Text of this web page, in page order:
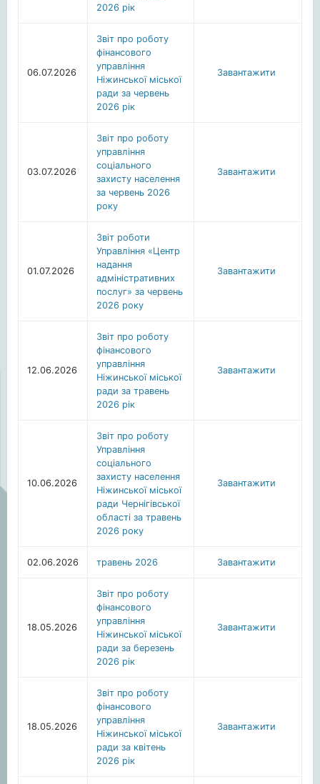
2026 рік
06.07.2026
Звіт про роботу
фінансового
управління
Ніжинської міської
ради за червень
2026 рік
Завантажити
03.07.2026
Звіт про роботу
управління
соціального
захисту населення
за червень 2026
року
Завантажити
01.07.2026
Звіт роботи
Управління «Центр
надання
адміністративних
послуг» за червень
2026 року
Завантажити
12.06.2026
Звіт про роботу
фінансового
управління
Ніжинської міської
ради за травень
2026 рік
Завантажити
10.06.2026
Звіт про роботу
Управління
соціального
захисту населення
Ніжинської міської
ради Чернігівської
області за травень
2026 року
Завантажити
02.06.2026 травень 2026 Завантажити
18.05.2026
Звіт про роботу
фінансового
управління
Ніжинської міської
ради за березень
2026 рік
Завантажити
18.05.2026
Звіт про роботу
фінансового
управління
Ніжинської міської
ради за квітень
2026 рік
Завантажити